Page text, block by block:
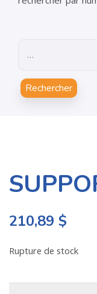
210,89 $
Rupture de stock
Rechercher